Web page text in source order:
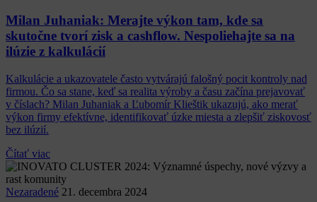
Milan Juhaniak: Merajte výkon tam, kde sa
skutočne tvorí zisk a cashflow. Nespoliehajte sa na
ilúzie z kalkulácií
Kalkulácie a ukazovatele často vytvárajú falošný pocit kontroly nad
firmou. Čo sa stane, keď sa realita výroby a času začína prejavovať
v číslach? Milan Juhaniak a Ľubomír Klieštik ukazujú, ako merať
výkon firmy efektívne, identifikovať úzke miesta a zlepšiť ziskovosť
bez ilúzií.
Čítať viac
Nezaradené 21. decembra 2024